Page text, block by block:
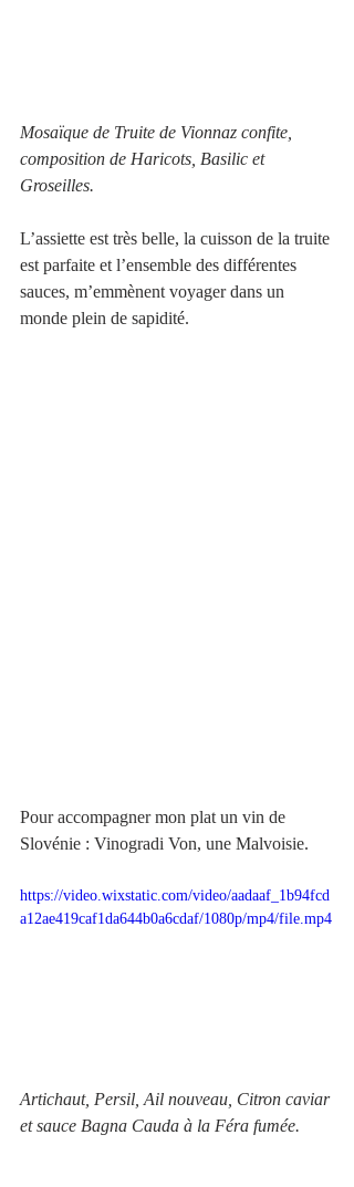
Mosaïque de Truite de Vionnaz confite,
composition de Haricots, Basilic et
Groseilles.
L’assiette est très belle, la cuisson de la truite
est parfaite et l’ensemble des différentes
sauces, m’emmènent voyager dans un
monde plein de sapidité.
Pour accompagner mon plat un vin de
Slovénie : Vinogradi Von, une Malvoisie.
https://video.wixstatic.com/video/aadaaf_1b94fcd
a12ae419caf1da644b0a6cdaf/1080p/mp4/file.mp4
Artichaut, Persil, Ail nouveau, Citron caviar
et sauce Bagna Cauda à la Féra fumée.